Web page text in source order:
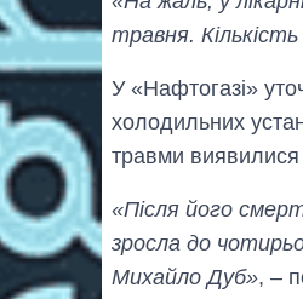
травня.
У «Нафтогазі»
холодильних
травми
«Після його
зросла до
Михайло Дуб», –